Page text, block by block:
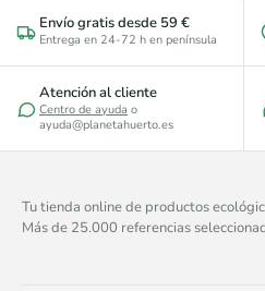
Envío gratis desde 59 €
Entrega en 24-72 h en península
Atención al cliente
Centro de ayuda o
ayuda@planetahuerto.es
Tu tienda online de productos
Más de 25.000 referencias